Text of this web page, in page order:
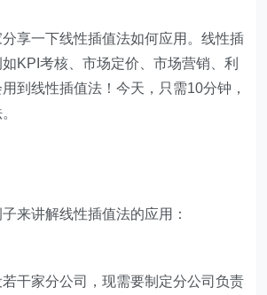
享一下线性插值法如何应用。线性插
KPI考核、市场定价、市场营销、利
到线性插值法！今天，只需10分钟，
来讲解线性插值法的应用：
干家分公司，现需要制定分公司负责